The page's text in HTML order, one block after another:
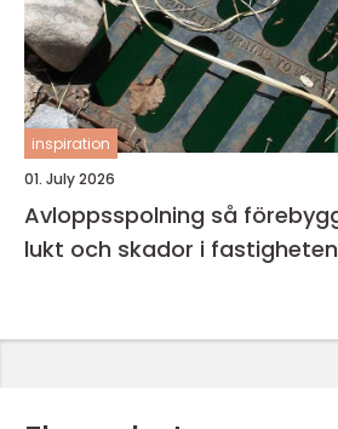
inspiration
01. July 2026
Avloppsspolning så förebygger du stopp,
lukt och skador i fastigheten